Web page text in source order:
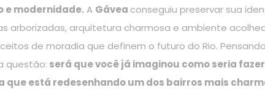
e modernidade.A Gávea conseguiu preservar sua
arborizadas, arquitetura charmosa e ambiente
de moradia que definem o futuro do Rio.
questão: será que você já imaginou como seria
que está redesenhando um dos bairros mais